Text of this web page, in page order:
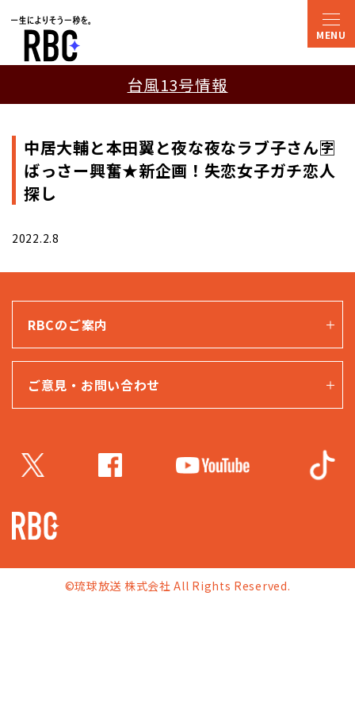
台風13号情報
中居大輔と本田翼と夜な夜なラブ子さん🈑
ばっさー興奮★新企画！失恋女子ガチ恋人
探し
2022.2.8
RBCのご案内
ご意見・お問い合わせ
©琉球放送 株式会社 All Rights Reserved.